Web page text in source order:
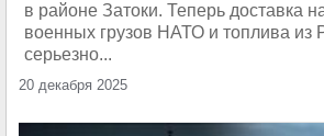
в районе Затоки. Теперь доставка
военных грузов НАТО и топлива из
серьезно...
20 декабря 2025